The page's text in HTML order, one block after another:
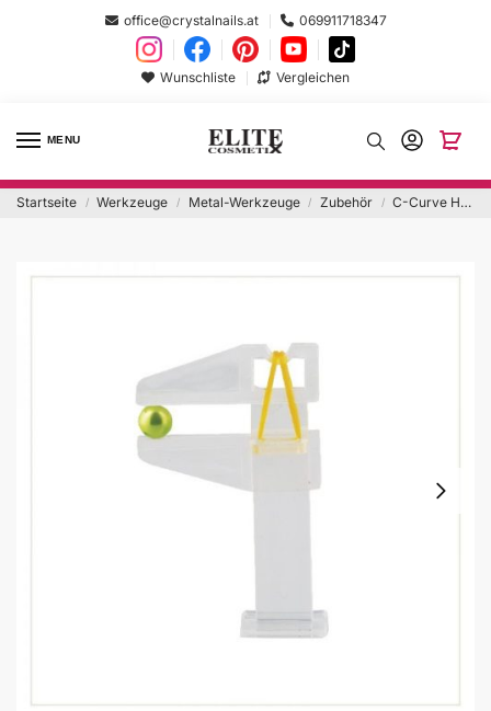
office@crystalnails.at 069911718347
Wunschliste Vergleichen
MENU
Startseite / Werkzeuge / Metal-Werkzeuge / Zubehör / C-Curve Holder Clear Pinch Klammer